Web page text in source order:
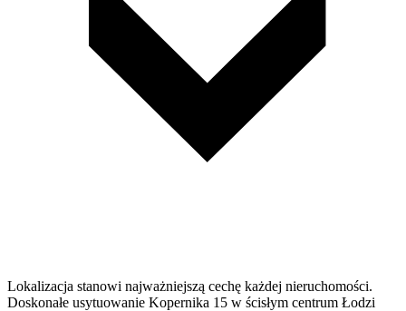
Lokalizacja stanowi najważniejszą cechę każdej nieruchomości.
Doskonałe usytuowanie Kopernika 15 w ścisłym centrum Łodzi